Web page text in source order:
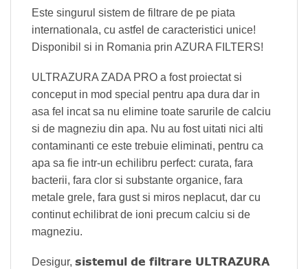
Este singurul sistem de filtrare de pe piata
internationala, cu astfel de caracteristici unice!
Disponibil si in Romania prin AZURA FILTERS!
ULTRAZURA ZADA PRO a fost proiectat si
conceput in mod special pentru apa dura dar in
asa fel incat sa nu elimine toate sarurile de calciu
si de magneziu din apa. Nu au fost uitati nici alti
contaminanti ce este trebuie eliminati, pentru ca
apa sa fie intr-un echilibru perfect: curata, fara
bacterii, fara clor si substante organice, fara
metale grele, fara gust si miros neplacut, dar cu
continut echilibrat de ioni precum calciu si de
magneziu.
Desigur, sistemul de filtrare ULTRAZURA